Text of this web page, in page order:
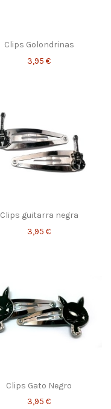
Clips Golondrinas
3,95 €
Clips guitarra negra
3,95 €
Clips Gato Negro
3,95 €